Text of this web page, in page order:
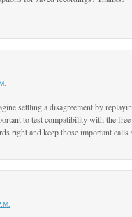
settling a disagreement by
to test compatibility with the
right and keep those important calls